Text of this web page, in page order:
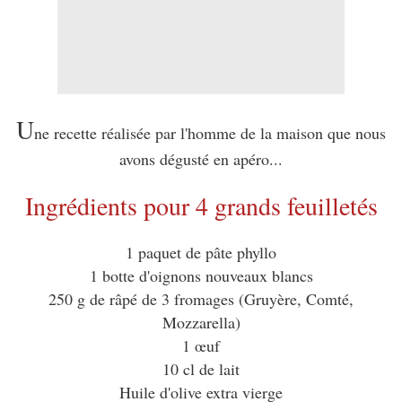
Une recette réalisée par l'homme de la maison que nous
avons dégusté en apéro...
Ingrédients pour 4 grands feuilletés
1 paquet de pâte phyllo
1 botte d'oignons nouveaux blancs
250 g de râpé de 3 fromages (Gruyère, Comté,
Mozzarella)
1 œuf
10 cl de lait
Huile d'olive extra vierge